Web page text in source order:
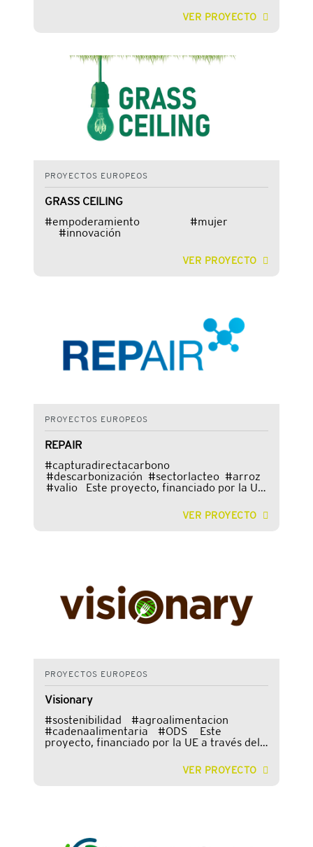
VER PROYECTO
PROYECTOS EUROPEOS
GRASS CEILING
#empoderamiento #mujer
#innovación
VER PROYECTO
PROYECTOS EUROPEOS
REPAIR
#capturadirectacarbono
#descarbonización #sectorlacteo #arroz
#valio Este proyecto, financiado por la UE
liderado por Universidad de Estocolmo,
forma parte de una convocatoria que
VER PROYECTO
PROYECTOS EUROPEOS
Visionary
#sostenibilidad #agroalimentacion
#cadenaalimentaria #ODS Este
proyecto, financiado por la UE a través del
la Universidad Politécnica de Valencia,
forma parte de una convocatoria centrada
VER PROYECTO